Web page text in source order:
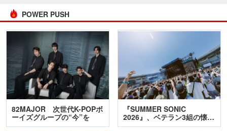
POWER PUSH
82MAJOR 次世代K-POPボ
ーイズグループの“今”を
訊…
『SUMMER SONIC
2026』、ベテラン3組の懐…